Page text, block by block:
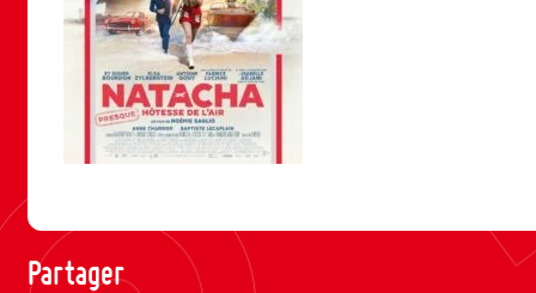
Partager